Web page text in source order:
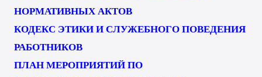
НОРМАТИВНЫХ АКТОВ
КОДЕКС ЭТИКИ И СЛУЖЕБНОГО ПОВЕДЕНИЯ
РАБОТНИКОВ
ПЛАН МЕРОПРИЯТИЙ ПО